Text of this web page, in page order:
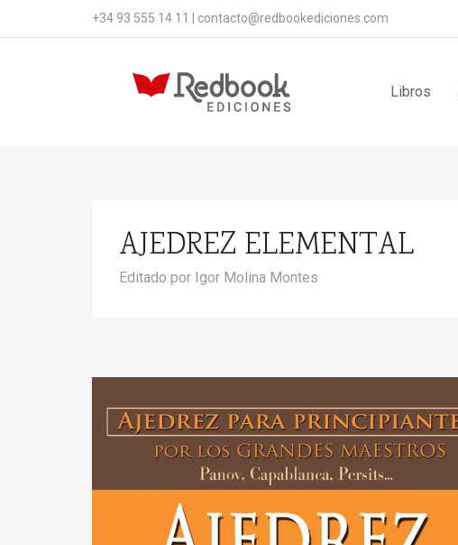
+34 93 555 14 11 contacto@redbookediciones.com
Libros
AJEDREZ ELEMENTAL
Editado por Igor Molina Montes